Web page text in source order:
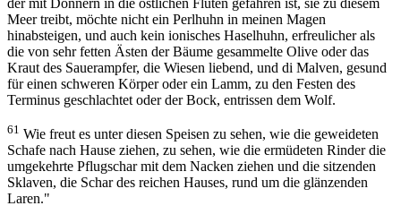
Meer treibt, möchte nicht ein Perlhuhn in meinen Magen
hinabsteigen, und auch kein ionisches Haselhuhn, erfreulicher als
die von sehr fetten Ästen der Bäume gesammelte Olive oder das
Kraut des Sauerampfer, die Wiesen liebend, und di Malven, gesund
für einen schweren Körper oder ein Lamm, zu den Festen des
Terminus geschlachtet oder der Bock, entrissen dem Wolf.
61 Wie freut es unter diesen Speisen zu sehen, wie die geweideten
Schafe nach Hause ziehen, zu sehen, wie die ermüdeten Rinder die
umgekehrte Pflugschar mit dem Nacken ziehen und die sitzenden
Sklaven, die Schar des reichen Hauses, rund um die glänzenden
Laren."